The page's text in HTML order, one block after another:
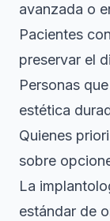
avanzada o
Pacientes
preservar el
Personas
estética
Quienes
sobre
La
estándar de